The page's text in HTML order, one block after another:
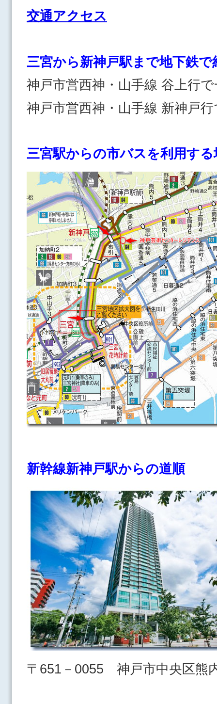
交通アクセス
三宮から新神戸駅まで地下鉄で
神戸市営西神・山手線 谷上行
神戸市営西神・山手線 新神戸
三宮駅からの市バスを利用す
新幹線新神戸駅からの道順
〒651－0055 神戸市中央区熊